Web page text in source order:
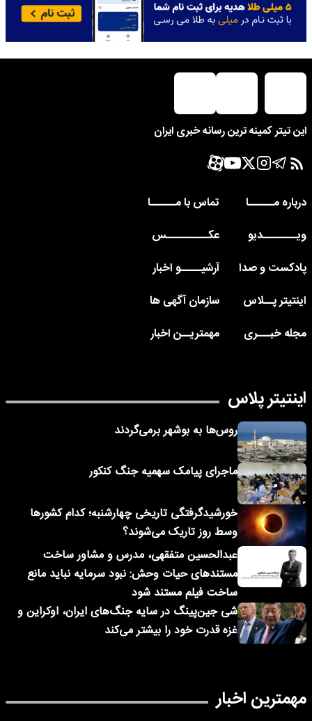
این تیتر کمینه ترین رسانه خبری ایران
درباره مــــــا
تماس با مــــــا
ویــــــــدیو
عکــــــــــس
پادکست و صدا
آرشیـــــو اخبار
اینتیتر پــلاس
سازمان آگهی ها
مجله خبـــری
مهمتریــن اخبار
اینتیتر پلاس
روس‌ها به بوشهر برمی‌گردند
ماجرای پیامک‌ سهمیه جنگ کنکور
خورشیدگرفتگی تاریخی چهارشنبه؛ کدام کشورها
وسط روز تاریک می‌شوند؟
عبدالحسین متفقهی، مدرس و مشاور ساخت
مستندهای حیات وحش: نبود سرمایه نباید مانع
ساخت فیلم مستند شود
شی جین‌پینگ در سایه جنگ‌های ایران، اوکراین و
غزه قدرت خود را بیشتر می‌کند
مهمترین اخبار